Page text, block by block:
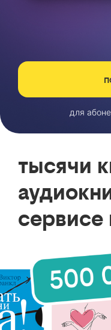
для
тысячи
сервисе